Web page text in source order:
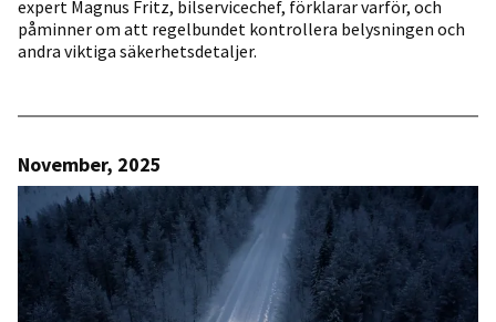
expert Magnus Fritz, bilservicechef, förklarar varför, och
påminner om att regelbundet kontrollera belysningen och
andra viktiga säkerhetsdetaljer.
November, 2025